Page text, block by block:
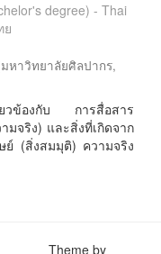
degree) - Thai
ย
มหาวิทยาลัยศิลปากร,
ยวข้องกับ การสื่อสาร
มจริง) และสิ่งที่เกิดจาก
ย์ (สิ่งสมมุติ) ความจริง
Theme by